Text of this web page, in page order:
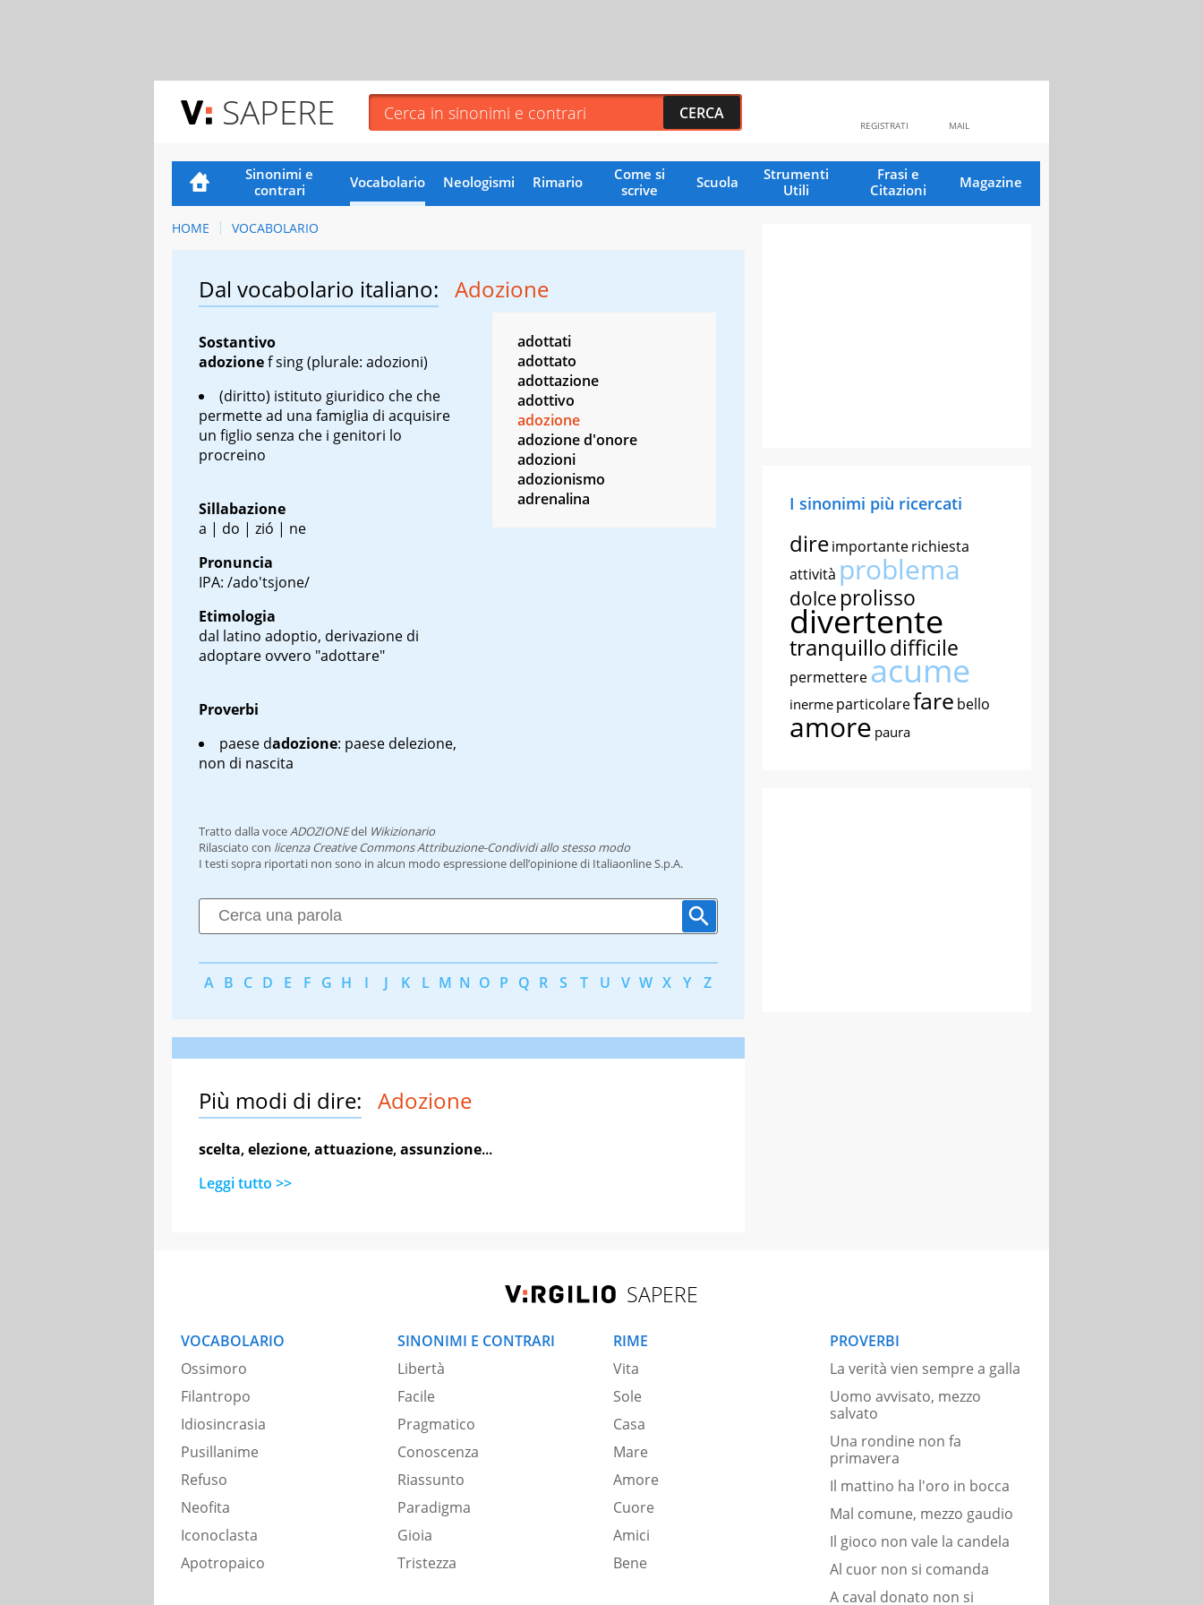
SAPERE MAIL
REGISTRATI
Sinonimi e
contrari
Vocabolario Neologismi Rimario
Come si
scrive
Scuola
Strumenti
Utili
Frasi e
Citazioni
Magazine
HOME VOCABOLARIO
Dal vocabolario italiano: Adozione
Sostantivo
adozionef sing(plurale: adozioni)
(diritto) istituto giuridico che che
permette ad una famiglia di acquisire
un figlio senza che i genitori lo
procreino
Sillabazione
a | do | zió | ne
Pronuncia
IPA: /ado'tsjone/
Etimologia
dal latino adoptio, derivazione di
adoptare ovvero "adottare"
Proverbi
paese dadozione: paese delezione,
non di nascita
adottati
adottato
adottazione
adottivo
adozione
adozione d'onore
adozioni
adozionismo
adrenalina
Tratto dalla voce ADOZIONEdel Wikizionario
Rilasciato con licenza Creative Commons Attribuzione-Condividi allo stesso modo
I testi sopra riportati non sono in alcun modo espressione dell’opinione di Italiaonline S.p.A.
A B C D E F G H I J K L M N O P Q R S T U V W X Y Z
Più modi di dire: Adozione
scelta,elezione,attuazione,assunzione...
Leggi tutto >>
I sinonimi più ricercati
direimportanterichiesta
attività problema
dolce prolisso
divertente
tranquillodifficile
permettereacume
inerme particolarefare bello
amore paura
SAPERE
VOCABOLARIO
Ossimoro
Filantropo
Idiosincrasia
Pusillanime
Refuso
Neofita
Iconoclasta
Apotropaico
SINONIMI E CONTRARI
Libertà
Facile
Pragmatico
Conoscenza
Riassunto
Paradigma
Gioia
Tristezza
RIME
Vita
Sole
Casa
Mare
Amore
Cuore
Amici
Bene
PROVERBI
La verità vien sempre a galla
Uomo avvisato, mezzo
salvato
Una rondine non fa
primavera
Il mattino ha l'oro in bocca
Mal comune, mezzo gaudio
Il gioco non vale la candela
Al cuor non si comanda
A caval donato non si